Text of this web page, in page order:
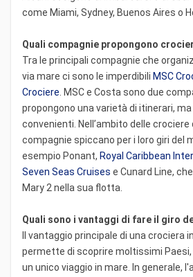
come Miami, Sydney, Buenos Aires o
Quali compagnie propongono
Tra le principali compagnie che
via mare ci sono le imperdibili MSC
Crociere. MSC e Costa sono due
propongono una varietà di itinerari,
convenienti. Nell’ambito delle crociere
compagnie spiccano per i loro giri del
esempio Ponant, Royal Caribbean
Seven Seas Cruises e Cunard Line,
Mary 2 nella sua flotta.
Quali sono i vantaggi di fare il giro
Il vantaggio principale di una crociera
permette di scoprire moltissimi
un unico viaggio in mare. In generale,